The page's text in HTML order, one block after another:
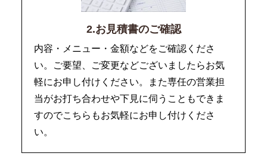
2.お見積書のご確認
内容・メニュー・金額などをご確認くださ
い。ご要望、ご変更などございましたらお気
軽にお申し付けください。また専任の営業担
当がお打ち合わせや下見に伺うこともできま
すのでこちらもお気軽にお申し付けくださ
い。